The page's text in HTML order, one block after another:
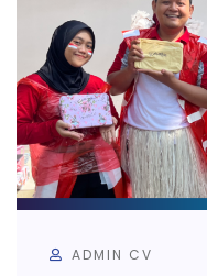
ADMIN CV